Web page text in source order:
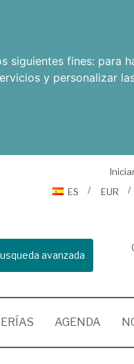
siguientes fines: para
y personalizar
ES
EUR
avanzada
AGENDA